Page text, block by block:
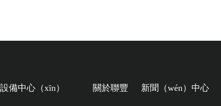
設備中心（xīn） 關於聯豐 新聞（wén）中心